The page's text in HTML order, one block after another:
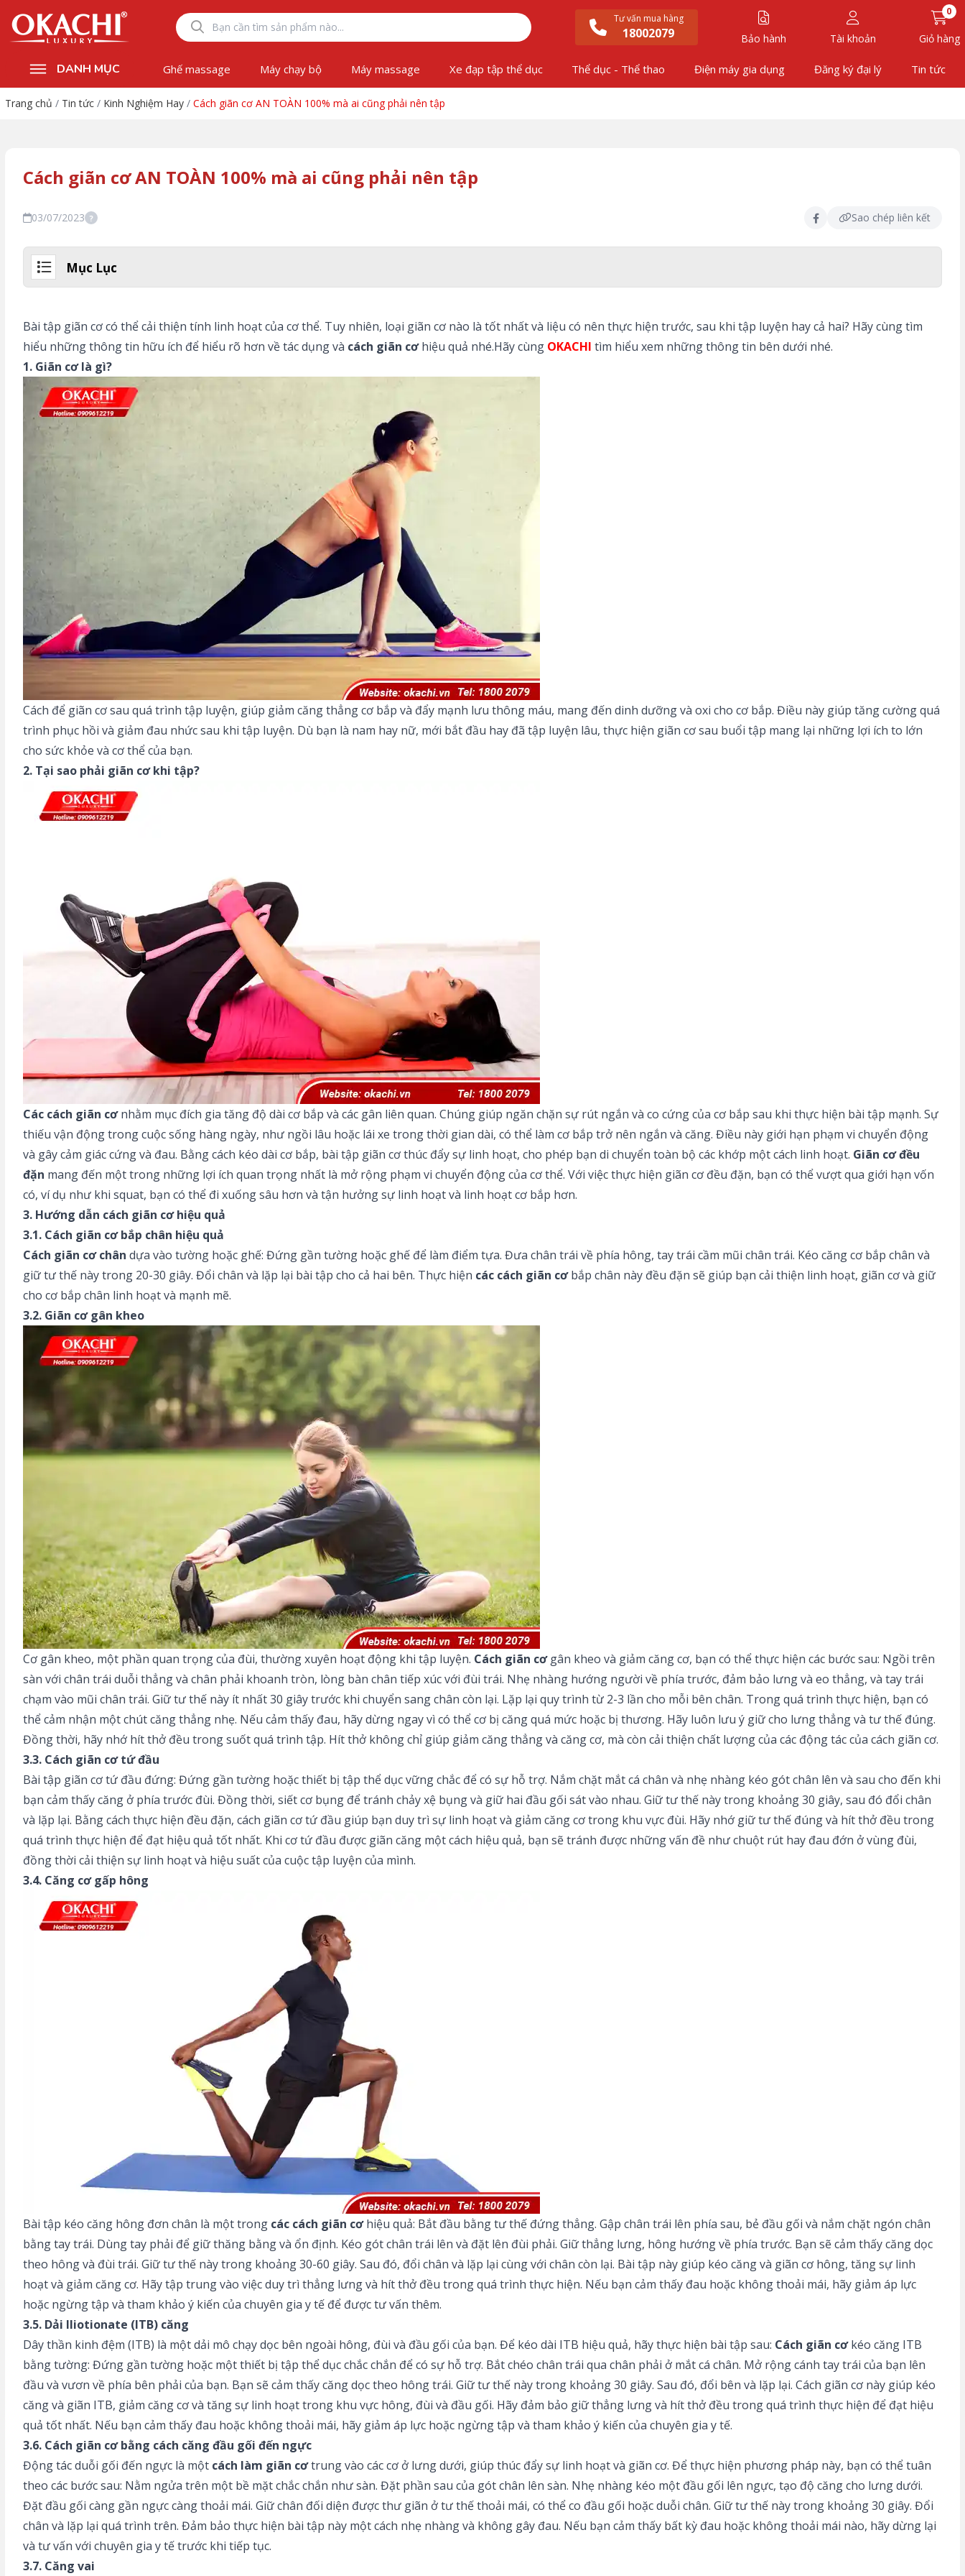
Tư vấn mua hàng
18002079 Bảo hành Tài khoản
0
Giỏ hàng
DANH MỤC Ghế massage Máy chạy bộ Máy massage Xe đạp tập thể dục Thể dục - Thể thao Điện máy gia dụng Đăng ký đại lý Tin tức
Trang chủ / Tin tức / Kinh Nghiệm Hay / Cách giãn cơ AN TOÀN 100% mà ai cũng phải nên tập
Cách giãn cơ AN TOÀN 100% mà ai cũng phải nên tập
03/07/2023 ? Sao chép liên kết
Mục Lục
Bài tập giãn cơ có thể cải thiện tính linh hoạt của cơ thể. Tuy nhiên, loại giãn cơ nào là tốt nhất và liệu có nên thực hiện trước, sau khi tập luyện hay cả hai? Hãy cùng tìm
hiểu những thông tin hữu ích để hiểu rõ hơn về tác dụng và cách giãn cơhiệu quả nhé.Hãy cùng OKACHI tìm hiểu xem những thông tin bên dưới nhé.
1. Giãn cơ là gì?
Cách để giãn cơ sau quá trình tập luyện, giúp giảm căng thẳng cơ bắp và đẩy mạnh lưu thông máu, mang đến dinh dưỡng và oxi cho cơ bắp. Điều này giúp tăng cường quá
trình phục hồi và giảm đau nhức sau khi tập luyện. Dù bạn là nam hay nữ, mới bắt đầu hay đã tập luyện lâu, thực hiện giãn cơ sau buổi tập mang lại những lợi ích to lớn
cho sức khỏe và cơ thể của bạn.
2. Tại sao phải giãn cơ khi tập?
Các cách giãn cơnhằm mục đích gia tăng độ dài cơ bắp và các gân liên quan. Chúng giúp ngăn chặn sự rút ngắn và co cứng của cơ bắp sau khi thực hiện bài tập mạnh. Sự
thiếu vận động trong cuộc sống hàng ngày, như ngồi lâu hoặc lái xe trong thời gian dài, có thể làm cơ bắp trở nên ngắn và căng. Điều này giới hạn phạm vi chuyển động
và gây cảm giác cứng và đau. Bằng cách kéo dài cơ bắp, bài tập giãn cơ thúc đẩy sự linh hoạt, cho phép bạn di chuyển toàn bộ các khớp một cách linh hoạt. Giãn cơ đều
đặn mang đến một trong những lợi ích quan trọng nhất là mở rộng phạm vi chuyển động của cơ thể. Với việc thực hiện giãn cơ đều đặn, bạn có thể vượt qua giới hạn vốn
có, ví dụ như khi squat, bạn có thể đi xuống sâu hơn và tận hưởng sự linh hoạt và linh hoạt cơ bắp hơn.
3. Hướng dẫn cách giãn cơhiệu quả
3.1. Cách giãn cơ bắp chân hiệu quả
Cách giãn cơ chân dựa vào tường hoặc ghế: Đứng gần tường hoặc ghế để làm điểm tựa. Đưa chân trái về phía hông, tay trái cầm mũi chân trái. Kéo căng cơ bắp chân và
giữ tư thế này trong 20-30 giây. Đổi chân và lặp lại bài tập cho cả hai bên. Thực hiện các cách giãn cơbắp chân này đều đặn sẽ giúp bạn cải thiện linh hoạt, giãn cơ và giữ
cho cơ bắp chân linh hoạt và mạnh mẽ.
3.2. Giãn cơ gân kheo
Cơ gân kheo, một phần quan trọng của đùi, thường xuyên hoạt động khi tập luyện. Cách giãn cơgân kheo và giảm căng cơ, bạn có thể thực hiện các bước sau: Ngồi trên
sàn với chân trái duỗi thẳng và chân phải khoanh tròn, lòng bàn chân tiếp xúc với đùi trái. Nhẹ nhàng hướng người về phía trước, đảm bảo lưng và eo thẳng, và tay trái
chạm vào mũi chân trái. Giữ tư thế này ít nhất 30 giây trước khi chuyển sang chân còn lại. Lặp lại quy trình từ 2-3 lần cho mỗi bên chân. Trong quá trình thực hiện, bạn có
thể cảm nhận một chút căng thẳng nhẹ. Nếu cảm thấy đau, hãy dừng ngay vì có thể cơ bị căng quá mức hoặc bị thương. Hãy luôn lưu ý giữ cho lưng thẳng và tư thế đúng.
Đồng thời, hãy nhớ hít thở đều trong suốt quá trình tập. Hít thở không chỉ giúp giảm căng thẳng và căng cơ, mà còn cải thiện chất lượng của các động tác của cách giãn cơ.
3.3. Cách giãn cơtứ đầu
Bài tập giãn cơ tứ đầu đứng: Đứng gần tường hoặc thiết bị tập thể dục vững chắc để có sự hỗ trợ. Nắm chặt mắt cá chân và nhẹ nhàng kéo gót chân lên và sau cho đến khi
bạn cảm thấy căng ở phía trước đùi. Đồng thời, siết cơ bụng để tránh chảy xệ bụng và giữ hai đầu gối sát vào nhau. Giữ tư thế này trong khoảng 30 giây, sau đó đổi chân
và lặp lại. Bằng cách thực hiện đều đặn, cách giãn cơ tứ đầu giúp bạn duy trì sự linh hoạt và giảm căng cơ trong khu vực đùi. Hãy nhớ giữ tư thế đúng và hít thở đều trong
quá trình thực hiện để đạt hiệu quả tốt nhất. Khi cơ tứ đầu được giãn căng một cách hiệu quả, bạn sẽ tránh được những vấn đề như chuột rút hay đau đớn ở vùng đùi,
đồng thời cải thiện sự linh hoạt và hiệu suất của cuộc tập luyện của mình.
3.4. Căng cơ gấp hông
Bài tập kéo căng hông đơn chân là một trong các cách giãn cơhiệu quả: Bắt đầu bằng tư thế đứng thẳng. Gập chân trái lên phía sau, bẻ đầu gối và nắm chặt ngón chân
bằng tay trái. Dùng tay phải để giữ thăng bằng và ổn định. Kéo gót chân trái lên và đặt lên đùi phải. Giữ thẳng lưng, hông hướng về phía trước. Bạn sẽ cảm thấy căng dọc
theo hông và đùi trái. Giữ tư thế này trong khoảng 30-60 giây. Sau đó, đổi chân và lặp lại cùng với chân còn lại. Bài tập này giúp kéo căng và giãn cơ hông, tăng sự linh
hoạt và giảm căng cơ. Hãy tập trung vào việc duy trì thẳng lưng và hít thở đều trong quá trình thực hiện. Nếu bạn cảm thấy đau hoặc không thoải mái, hãy giảm áp lực
hoặc ngừng tập và tham khảo ý kiến của chuyên gia y tế để được tư vấn thêm.
3.5. Dải Iliotionate (ITB) căng
Dây thần kinh đệm (ITB) là một dải mô chạy dọc bên ngoài hông, đùi và đầu gối của bạn. Để kéo dài ITB hiệu quả, hãy thực hiện bài tập sau: Cách giãn cơkéo căng ITB
bằng tường: Đứng gần tường hoặc một thiết bị tập thể dục chắc chắn để có sự hỗ trợ. Bắt chéo chân trái qua chân phải ở mắt cá chân. Mở rộng cánh tay trái của bạn lên
đầu và vươn về phía bên phải của bạn. Bạn sẽ cảm thấy căng dọc theo hông trái. Giữ tư thế này trong khoảng 30 giây. Sau đó, đổi bên và lặp lại. Cách giãn cơ này giúp kéo
căng và giãn ITB, giảm căng cơ và tăng sự linh hoạt trong khu vực hông, đùi và đầu gối. Hãy đảm bảo giữ thẳng lưng và hít thở đều trong quá trình thực hiện để đạt hiệu
quả tốt nhất. Nếu bạn cảm thấy đau hoặc không thoải mái, hãy giảm áp lực hoặc ngừng tập và tham khảo ý kiến của chuyên gia y tế.
3.6. Cách giãn cơbằng cách căng đầu gối đến ngực
Động tác duỗi gối đến ngực là một cách làm giãn cơtrung vào các cơ ở lưng dưới, giúp thúc đẩy sự linh hoạt và giãn cơ. Để thực hiện phương pháp này, bạn có thể tuân
theo các bước sau: Nằm ngửa trên một bề mặt chắc chắn như sàn. Đặt phần sau của gót chân lên sàn. Nhẹ nhàng kéo một đầu gối lên ngực, tạo độ căng cho lưng dưới.
Đặt đầu gối càng gần ngực càng thoải mái. Giữ chân đối diện được thư giãn ở tư thế thoải mái, có thể co đầu gối hoặc duỗi chân. Giữ tư thế này trong khoảng 30 giây. Đổi
chân và lặp lại quá trình trên. Đảm bảo thực hiện bài tập này một cách nhẹ nhàng và không gây đau. Nếu bạn cảm thấy bất kỳ đau hoặc không thoải mái nào, hãy dừng lại
và tư vấn với chuyên gia y tế trước khi tiếp tục.
3.7. Căng vai